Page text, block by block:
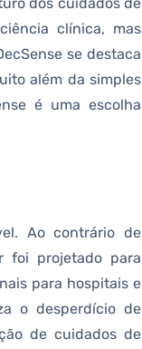
clínica, mas
se destaca
além da simples
é uma escolha
Ao contrário de
foi projetado para
para hospitais e
o desperdício de
de cuidados de